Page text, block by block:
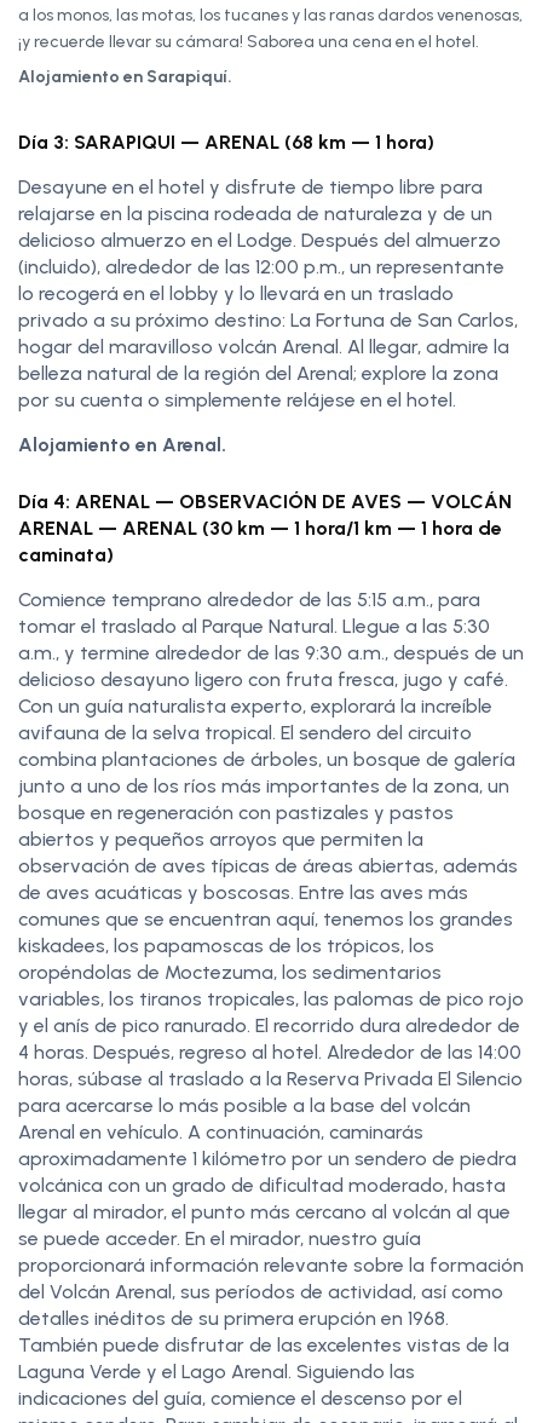
a los monos, las motas, los tucanes y las ranas dardos venenosas,
¡y recuerde llevar su cámara! Saborea una cena en el hotel.
Alojamiento en Sarapiquí.
Día 3: SARAPIQUI — ARENAL (68 km — 1 hora)
Desayune en el hotel y disfrute de tiempo libre para
relajarse en la piscina rodeada de naturaleza y de un
delicioso almuerzo en el Lodge. Después del almuerzo
(incluido), alrededor de las 12:00 p.m., un representante
lo recogerá en el lobby y lo llevará en un traslado
privado a su próximo destino: La Fortuna de San Carlos,
hogar del maravilloso volcán Arenal. Al llegar, admire la
belleza natural de la región del Arenal; explore la zona
por su cuenta o simplemente relájese en el hotel.
Alojamiento en Arenal.
Día 4: ARENAL — OBSERVACIÓN DE AVES — VOLCÁN
ARENAL — ARENAL (30 km — 1 hora/1 km — 1 hora de
caminata)
Comience temprano alrededor de las 5:15 a.m., para
tomar el traslado al Parque Natural. Llegue a las 5:30
a.m., y termine alrededor de las 9:30 a.m., después de un
delicioso desayuno ligero con fruta fresca, jugo y café.
Con un guía naturalista experto, explorará la increíble
avifauna de la selva tropical. El sendero del circuito
combina plantaciones de árboles, un bosque de galería
junto a uno de los ríos más importantes de la zona, un
bosque en regeneración con pastizales y pastos
abiertos y pequeños arroyos que permiten la
observación de aves típicas de áreas abiertas, además
de aves acuáticas y boscosas. Entre las aves más
comunes que se encuentran aquí, tenemos los grandes
kiskadees, los papamoscas de los trópicos, los
oropéndolas de Moctezuma, los sedimentarios
variables, los tiranos tropicales, las palomas de pico rojo
y el anís de pico ranurado. El recorrido dura alrededor de
4 horas. Después, regreso al hotel. Alrededor de las 14:00
horas, súbase al traslado a la Reserva Privada El Silencio
para acercarse lo más posible a la base del volcán
Arenal en vehículo. A continuación, caminarás
aproximadamente 1 kilómetro por un sendero de piedra
volcánica con un grado de dificultad moderado, hasta
llegar al mirador, el punto más cercano al volcán al que
se puede acceder. En el mirador, nuestro guía
proporcionará información relevante sobre la formación
del Volcán Arenal, sus períodos de actividad, así como
detalles inéditos de su primera erupción en 1968.
También puede disfrutar de las excelentes vistas de la
Laguna Verde y el Lago Arenal. Siguiendo las
indicaciones del guía, comience el descenso por el